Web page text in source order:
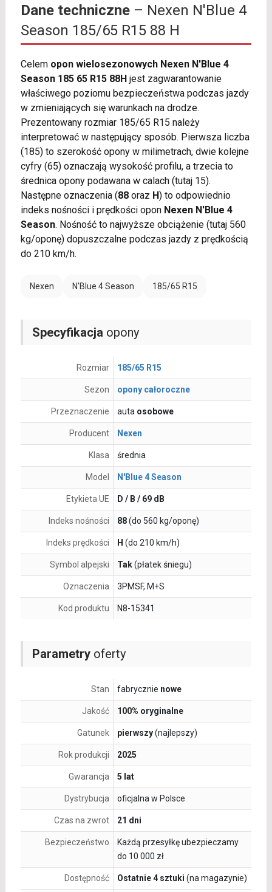
Dane techniczne– Nexen N'Blue 4
Season 185/65 R15 88 H
Celem opon wielosezonowych Nexen N'Blue 4
Season 185 65 R15 88Hjest zagwarantowanie
właściwego poziomu bezpieczeństwa podczas jazdy
w zmieniających się warunkach na drodze.
Prezentowany rozmiar 185/65 R15 należy
interpretować w następujący sposób. Pierwsza liczba
(185) to szerokość opony w milimetrach, dwie kolejne
cyfry (65) oznaczają wysokość profilu, a trzecia to
średnica opony podawana w calach (tutaj 15).
Następne oznaczenia (88oraz H) to odpowiednio
indeks nośności i prędkości opon Nexen N'Blue 4
Season. Nośność to najwyższe obciążenie (tutaj 560
kg/oponę) dopuszczalne podczas jazdy z prędkością
do 210 km/h.
Nexen N'Blue 4 Season 185/65 R15
Parametryoferty
Stan fabrycznie nowe
Jakość 100% oryginalne
Gatunek pierwszy(najlepszy)
Rok produkcji 2025
Gwarancja 5 lat
Dystrybucja oficjalna w Polsce
Czas na zwrot 21 dni
Bezpieczeństwo
Każdą przesyłkę ubezpieczamy
do 10 000 zł
Dostępność Ostatnie 4 sztuki (na magazynie)
Specyfikacja opony
Rozmiar 185/65 R15
Sezon opony całoroczne
Przeznaczenie auta osobowe
Producent Nexen
Klasa średnia
Model N'Blue 4 Season
Etykieta UE D / B / 69 dB
Indeks nośności 88(do 560 kg/oponę)
Indeks prędkości H (do 210 km/h)
Symbol alpejski Tak(płatek śniegu)
Oznaczenia 3PMSF, M+S
Kod produktu N8-15341